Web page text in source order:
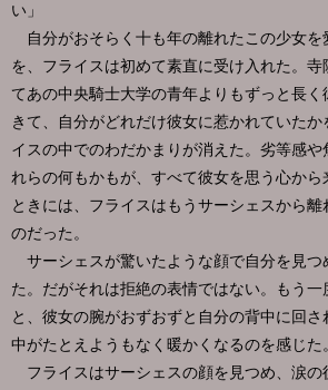
い」
自分がおそらく十も年の離れたこの少女を
を、フライスは初めて素直に受け入れた。寺
てあの中央騎士大学の青年よりもずっと長く
きて、自分がどれだけ彼女に惹かれていたか
イスの中でのわだかまりが消えた。劣等感
れらの何もかもが、すべて彼女を思う心から
ときには、フライスはもうサーシェスから離
のだった。
サーシェスが驚いたような顔で自分を見つ
た。だがそれは拒絶の表情ではない。もう一
と、彼女の腕がおずおずと自分の背中に回
中がたとえようもなく暖かくなるのを感じた。
フライスはサーシェスの顔を見つめ、涙の